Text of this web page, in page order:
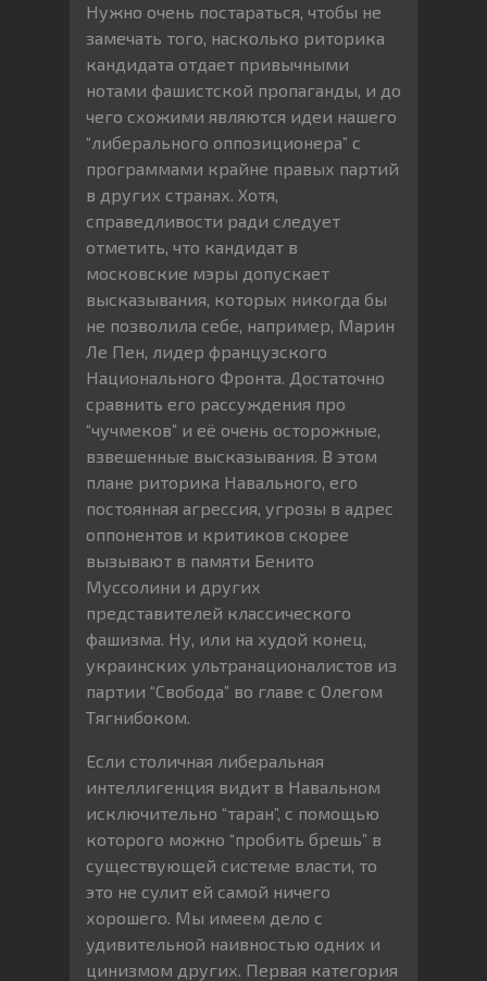
Нужно очень постараться, чтобы не
замечать того, насколько риторика
кандидата отдает привычными
нотами фашистской пропаганды, и до
чего схожими являются идеи нашего
“либерального оппозиционера” с
программами крайне правых партий
в других странах. Хотя,
справедливости ради следует
отметить, что кандидат в
московские мэры допускает
высказывания, которых никогда бы
не позволила себе, например, Марин
Ле Пен, лидер французского
Национального Фронта. Достаточно
сравнить его рассуждения про
“чучмеков” и её очень осторожные,
взвешенные высказывания. В этом
плане риторика Навального, его
постоянная агрессия, угрозы в адрес
оппонентов и критиков скорее
вызывают в памяти Бенито
Муссолини и других
представителей классического
фашизма. Ну, или на худой конец,
украинских ультранационалистов из
партии “Свобода” во главе с Олегом
Тягнибоком.
Если столичная либеральная
интеллигенция видит в Навальном
исключительно “таран”, с помощью
которого можно “пробить брешь” в
существующей системе власти, то
это не сулит ей самой ничего
хорошего. Мы имеем дело с
удивительной наивностью одних и
цинизмом других. Первая категория